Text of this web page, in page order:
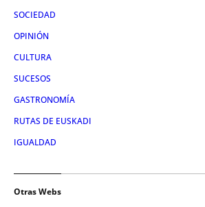
SOCIEDAD
OPINIÓN
CULTURA
SUCESOS
GASTRONOMÍA
RUTAS DE EUSKADI
IGUALDAD
Otras Webs